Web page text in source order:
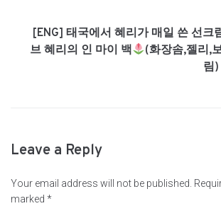
[ENG] 태국에서 혜리가 매일 쓴 선크
브 혜리의 인 마이 백
(화장솜,젤리,
림)
Leave a Reply
Your email address will not be published.
marked *